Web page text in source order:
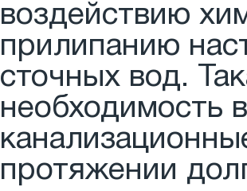
воздействию
прилипанию
сточных вод.
необходимость
протяжении